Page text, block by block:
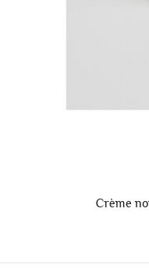
Crème